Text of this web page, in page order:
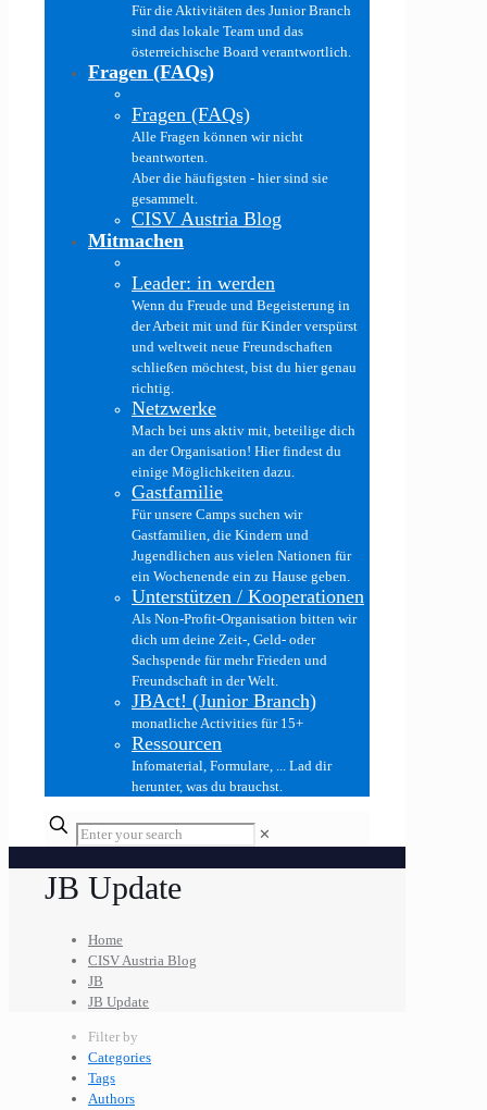
Für die Aktivitäten des Junior Branch
sind das lokale Team und das
österreichische Board verantwortlich.
Fragen (FAQs)
Fragen (FAQs)
Alle Fragen können wir nicht
beantworten.
Aber die häufigsten - hier sind sie
gesammelt.
CISV Austria Blog
Mitmachen
Leader: in werden
Wenn du Freude und Begeisterung in
der Arbeit mit und für Kinder verspürst
und weltweit neue Freundschaften
schließen möchtest, bist du hier genau
richtig.
Netzwerke
Mach bei uns aktiv mit, beteilige dich
an der Organisation! Hier findest du
einige Möglichkeiten dazu.
Gastfamilie
Für unsere Camps suchen wir
Gastfamilien, die Kindern und
Jugendlichen aus vielen Nationen für
ein Wochenende ein zu Hause geben.
Unterstützen / Kooperationen
Als Non-Profit-Organisation bitten wir
dich um deine Zeit-, Geld- oder
Sachspende für mehr Frieden und
Freundschaft in der Welt.
JBAct! (Junior Branch)
monatliche Activities für 15+
Ressourcen
Infomaterial, Formulare, ... Lad dir
herunter, was du brauchst.
✕
JB Update
Home
CISV Austria Blog
JB
JB Update
Filter by
Categories
Tags
Authors